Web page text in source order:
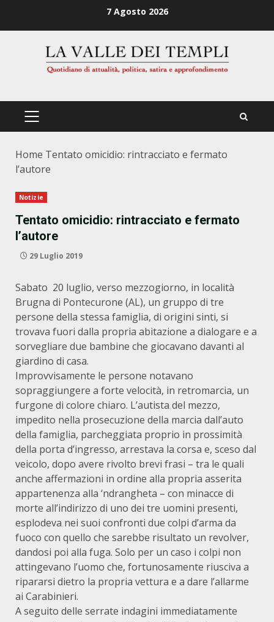
7 Agosto 2026
PRIMÄRES
Home Tentato omicidio: rintracciato e fermato
l’autore
Notizie
Tentato omicidio: rintracciato e fermato
l’autore
29 Luglio 2019
Sabato 20 luglio, verso mezzogiorno, in località
Brugna di Pontecurone (AL), un gruppo di tre
persone della stessa famiglia, di origini sinti, si
trovava fuori dalla propria abitazione a dialogare e a
sorvegliare due bambine che giocavano davanti al
giardino di casa.
Improvvisamente le persone notavano
sopraggiungere a forte velocità, in retromarcia, un
furgone di colore chiaro. L’autista del mezzo,
impedito nella prosecuzione della marcia dall’auto
della famiglia, parcheggiata proprio in prossimità
della porta d’ingresso, arrestava la corsa e, sceso dal
veicolo, dopo avere rivolto brevi frasi – tra le quali
anche affermazioni in ordine alla propria asserita
appartenenza alla ‘ndrangheta – con minacce di
morte all’indirizzo di uno dei tre uomini presenti,
esplodeva nei suoi confronti due colpi d’arma da
fuoco con quello che sarebbe risultato un revolver,
dandosi poi alla fuga. Solo per un caso i colpi non
attingevano l’uomo che, fortunosamente riusciva a
ripararsi dietro la propria vettura e a dare l’allarme
ai Carabinieri.
A seguito delle serrate indagini immediatamente